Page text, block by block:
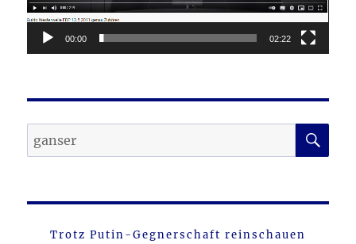
00:00 02:22
nach:
Trotz Putin-Gegnerschaft reinschauen